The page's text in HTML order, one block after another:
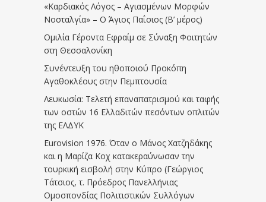
«Καρδιακός Λόγος – Αγιασμένων Μορφών
Νοσταλγία» – Ο Άγιος Παΐσιος (Β’ μέρος)
Ομιλία Γέροντα Εφραίμ σε Σύναξη Φοιτητών
στη Θεσσαλονίκη
Συνέντευξη του ηθοποιού Προκόπη
Αγαθοκλέους στην Πεμπτουσία
Λευκωσία: Τελετή επαναπατρισμού και ταφής
των οστών 16 Ελλαδιτών πεσόντων οπλιτών
της ΕΛΔΥΚ
Eurovision 1976. Όταν ο Μάνος Χατζηδάκης
και η Μαρίζα Κοχ κατακεραύνωσαν την
τουρκική εισβολή στην Κύπρο (Γεώργιος
Τάτσιος, τ. Πρόεδρος Πανελλήνιας
Ομοσπονδίας Πολιτιστικών Συλλόγων